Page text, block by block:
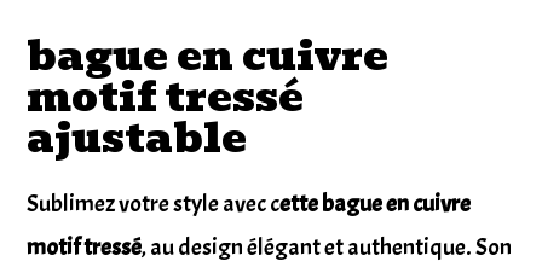
bague en cuivre
motif tressé
ajustable
Sublimez votre style avec cette bague en cuivre
motif tressé, au design élégant et authentique. Son